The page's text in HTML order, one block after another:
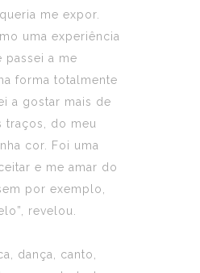
me expor.
uma experiência
passei a me
forma totalmente
a gostar mais de
traços, do meu
cor. Foi uma
e me amar do
por exemplo,
revelou.
dança, canto,